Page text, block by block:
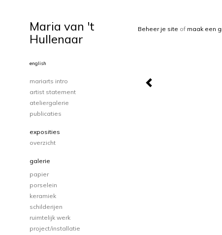
Beheer je site of maak een
Maria van 't
Hullenaar
english
mariarts intro
artist statement
ateliergalerie
publicaties
exposities
overzicht
galerie
papier
porselein
keramiek
schilderijen
ruimtelijk werk
project/installatie